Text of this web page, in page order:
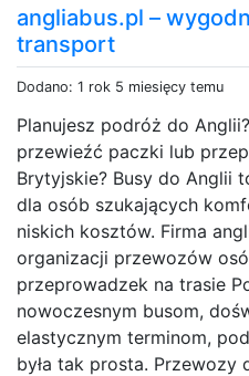
angliabus.pl –
transport
Dodano: 1 rok 5 miesięcy temu
Planujesz podróż do
przewieźć paczki lub
Brytyjskie? Busy do Anglii
dla osób szukających
niskich kosztów. Firma
organizacji przewozów
przeprowadzek na trasie
nowoczesnym busom,
elastycznym terminom,
była tak prosta.